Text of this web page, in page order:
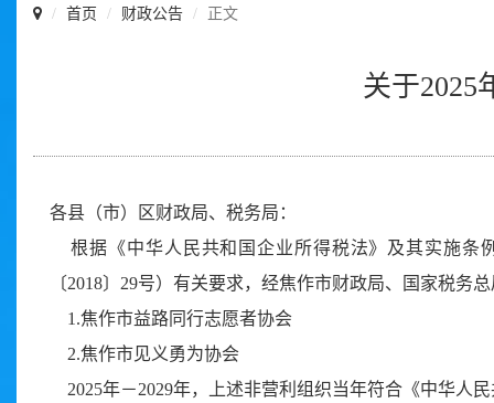
首页 财政公告 正文
关于2025
各县（市）区财政局、税务局：
根据《中华人民共和国企业所得税法》及其实施条
〔2018〕29号）有关要求，经焦作市财政局、国家税
1.焦作市益路同行志愿者协会
2.焦作市见义勇为协会
2025年－2029年，上述非营利组织当年符合《中华人